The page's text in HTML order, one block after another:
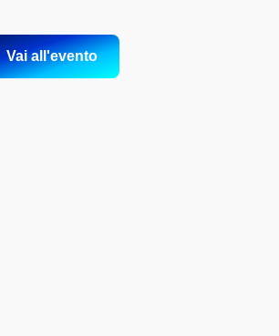
Vai all'evento